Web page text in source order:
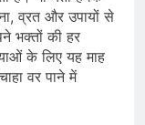
व्रत और उपायों से
भक्तों की हर
के लिए यह माह
वर पाने में